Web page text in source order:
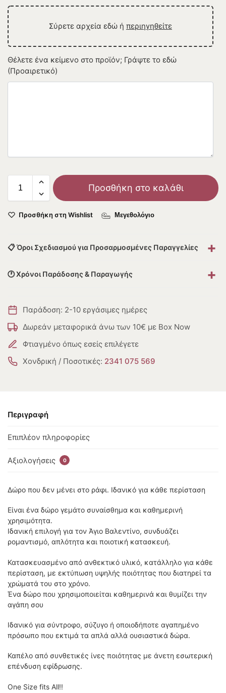
Σύρετε αρχεία εδώ ή περιηγηθείτε
Θέλετε ένα κείμενο στο προϊόν; Γράψτε το εδώ
(Προαιρετικό)
Προσθήκη στο καλάθι
Προσθήκη στη Wishlist Μεγεθολόγιο
📋 Όροι Σχεδιασμού για Προσαρμοσμένες Παραγγελίες +
🕐 Χρόνοι Παράδοσης & Παραγωγής +
Παράδοση: 2-10 εργάσιμες ημέρες
Δωρεάν μεταφορικά άνω των 10€ με Box Now
Φτιαγμένο όπως εσείς επιλέγετε
Χονδρική / Ποσοτικές: 2341 075 569
Περιγραφή
Επιπλέον πληροφορίες
Αξιολογήσεις 0
Δώρο που δεν μένει στο ράφι. Ιδανικό για κάθε περίσταση
Είναι ένα δώρο γεμάτο συναίσθημα και καθημερινή
χρησιμότητα.
Ιδανική επιλογή για τον Άγιο Βαλεντίνο, συνδυάζει
ρομαντισμό, απλότητα και ποιοτική κατασκευή.
Κατασκευασμένο από ανθεκτικό υλικό, κατάλληλο για κάθε
περίσταση, με εκτύπωση υψηλής ποιότητας που διατηρεί τα
χρώματά του στο χρόνο.
Ένα δώρο που χρησιμοποιείται καθημερινά και θυμίζει την
αγάπη σου
Ιδανικό για σύντροφο, σύζυγο ή οποιοδήποτε αγαπημένο
πρόσωπο που εκτιμά τα απλά αλλά ουσιαστικά δώρα.
Καπέλο από συνθετικές ίνες ποιότητας με άνετη εσωτερική
επένδυση εφίδρωσης.
One Size fits All!!